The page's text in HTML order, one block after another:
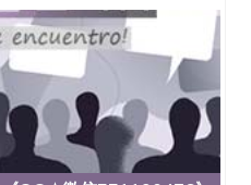
业证（San Jose State
绩单（San Jose State
成绩单（ San Jose State
成绩单（San Jose State
立大学文凭（San Jose
大学（San Jose State
（San Jose State
（ San Jose State
（San Jose State